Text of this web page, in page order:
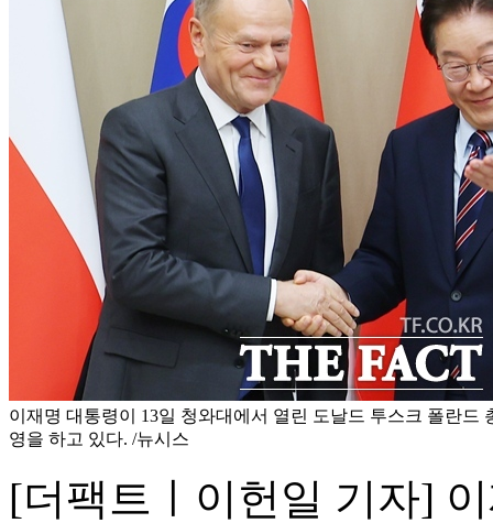
이재명 대통령이 13일 청와대에서 열린 도날드 투스크 폴란드
영을 하고 있다. /뉴시스
[더팩트ㅣ이헌일 기자]